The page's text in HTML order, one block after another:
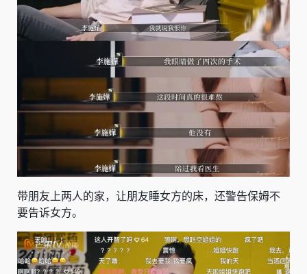
带朋友上两人的家，让朋友睡女方的床，还警告保姆不
要告诉女方。